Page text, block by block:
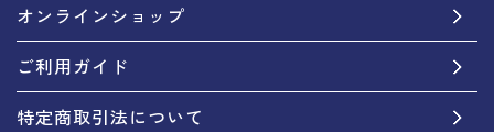
オンラインショップ
ご利用ガイド
特定商取引法について